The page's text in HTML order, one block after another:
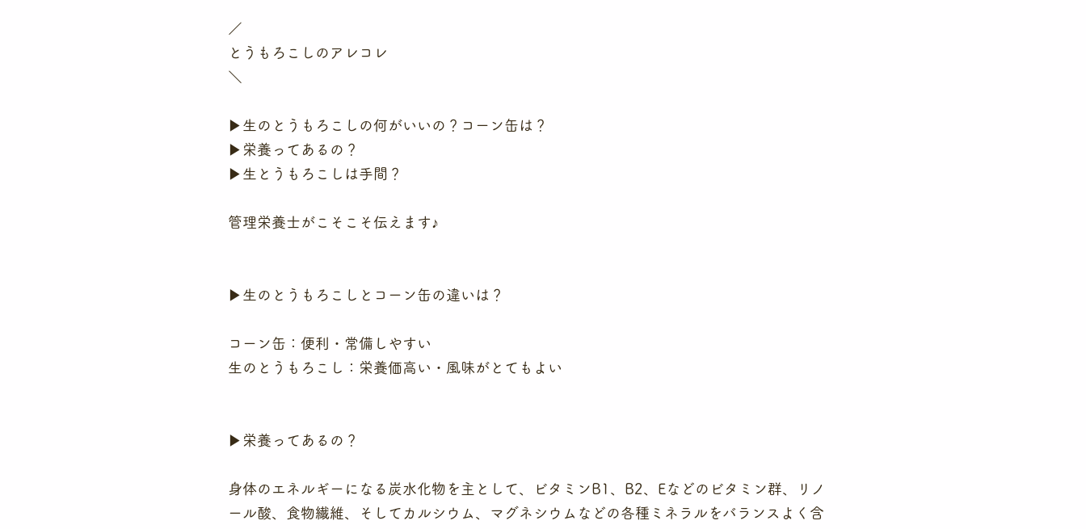
／
とうもろこしのアレコレ
＼
▶生のとうもろこしの何がいいの？コーン缶は？
▶栄養ってあるの？
▶生とうもろこしは手間？
管理栄養士がこそこそ伝えます♪
▶生のとうもろこしとコーン缶の違いは？
コーン缶：便利・常備しやすい
生のとうもろこし：栄養価高い・風味がとてもよい
▶栄養ってあるの？
身体のエネルギーになる炭水化物を主として、ビタミンB1、B2、Eなどのビタミン群、リノ
ール酸、食物繊維、そしてカルシウム、マグネシウムなどの各種ミネラルをバランスよく含